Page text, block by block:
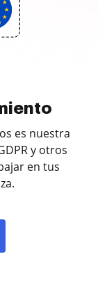
es nuestra
y otros
en tus